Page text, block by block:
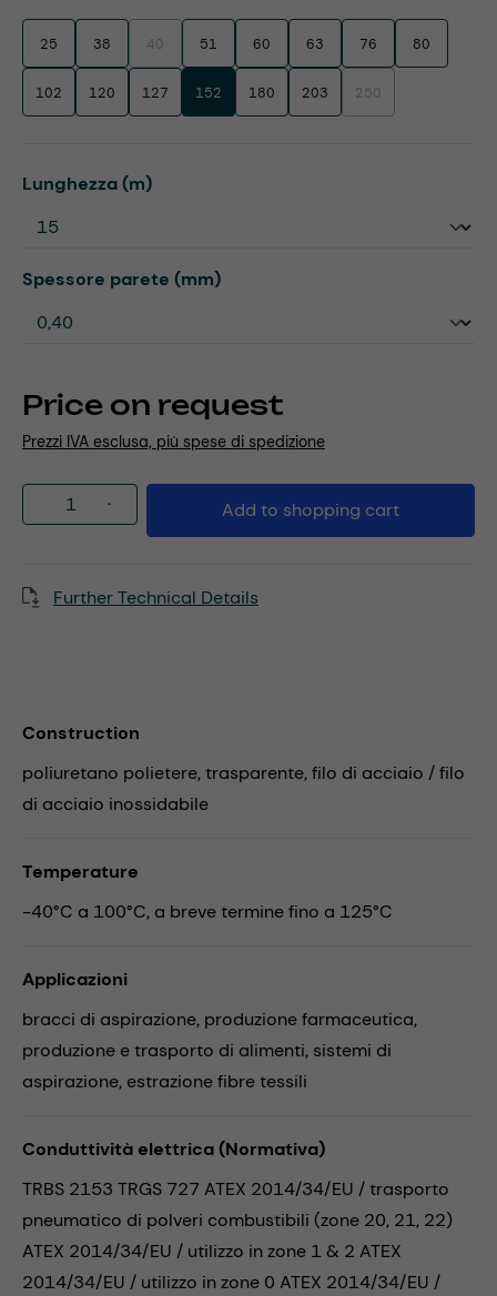
Price on request
Prezzi IVA esclusa, più spese di spedizione
25 38 40(This option is currently unavailable.)
51 60 63 76 80
102 120 127 152 180 203 250(This option is
Select
Lunghezza (m)
Select
Spessore parete (mm)
Product Quantity: Enter the desired
Add to shopping cart
Further Technical Details
Construction
poliuretano polietere, trasparente, filo di acciaio / filo
di acciaio inossidabile
Temperature
-40°C a 100°C, a breve termine fino a 125°C
Applicazioni
bracci di aspirazione, produzione farmaceutica,
produzione e trasporto di alimenti, sistemi di
aspirazione, estrazione fibre tessili
Conduttività elettrica (Normativa)
TRBS 2153 TRGS 727 ATEX 2014/34/EU / trasporto
pneumatico di polveri combustibili (zone 20, 21, 22)
ATEX 2014/34/EU / utilizzo in zone 1 & 2 ATEX
2014/34/EU / utilizzo in zone 0 ATEX 2014/34/EU /